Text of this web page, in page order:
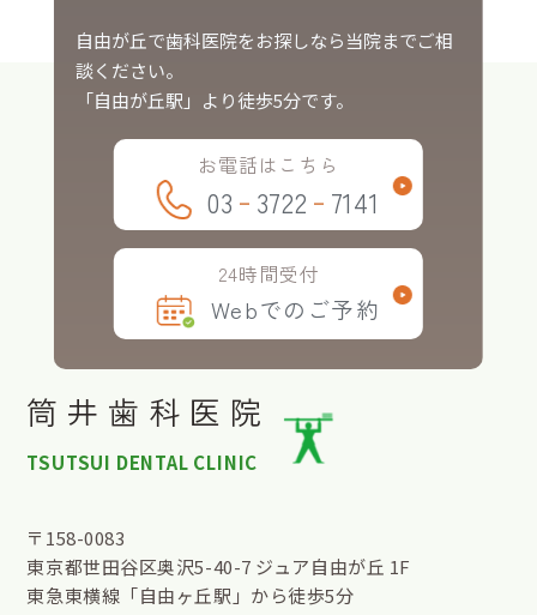
自由が丘で歯科医院をお探しなら当院までご相
談ください。
「自由が丘駅」より徒歩5分です。
お電話は こちら
03 - 3722 - 7141
24時間受付
Webでのご予約
筒井歯科医院
TSUTSUI DENTAL CLINIC
〒158-0083
東京都世田谷区奥沢5-40-7 ジュア自由が丘 1F
東急東横線「自由ヶ丘駅」から徒歩5分